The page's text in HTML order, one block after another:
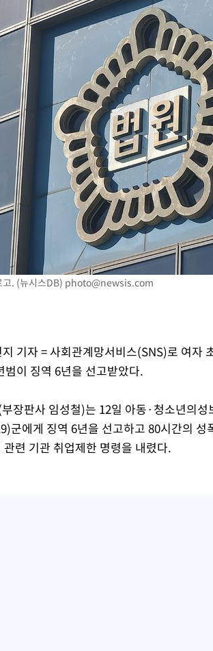
성근, 항소심도 징역 3년
주기 감사' 유병호 구속기소
명 돌파, 4053명 발생 1850명 사망
권 폭염중대경보, 폭염경보로 하향
' 안동·의성 관할 4개 면 특별재난지역
, 정원 초과 시 낮은 계급 임용…희망지 못
곳 소나기·강원 많은 비[내일날씨]
팹에 54조 투자…"AI 메모리 수요 선제 대
자매, 아제르바이잔 투란VC 입단
기 들여다보니…한국 축구 '5승 2무'
(0.36%) 내린 798.81마감
보합…0.60% 내린 6258.77에 마쳐
내린 1416.1원 마감
측…서울, 2018년 이후 첫 40도
공간 확보' 신용해 前교정본부장 기소
기 발언' 진종오·서범수 징계 절차 개시
수입 27.5%↑…무역총액 25.3%↑
봐주기 감사' 유병호 구속기소
명 돌파, 4053명 발생 1850명 사망
. (뉴시스DB) photo@newsis.com
기자 = 사회관계망서비스(SNS)로 여자
범이 징역 6년을 선고받았다.
장판사 임성철)는 12일 아동·청소년의
군에게 징역 6년을 선고하고 80시간의
련 기관 취업제한 명령을 내렸다.